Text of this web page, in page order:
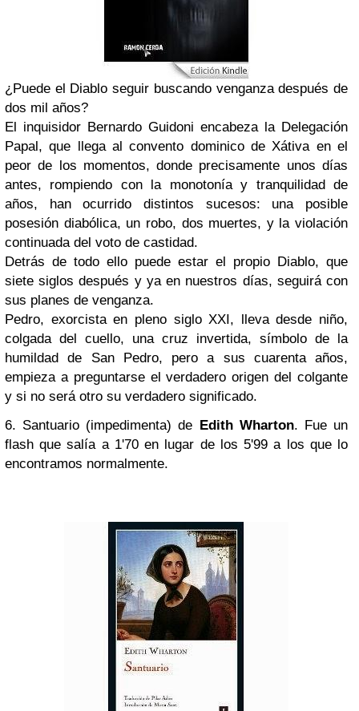
¿Puede el Diablo seguir buscando venganza después de
dos mil años?
El inquisidor Bernardo Guidoni encabeza la Delegación
Papal, que llega al convento dominico de Xátiva en el
peor de los momentos, donde precisamente unos días
antes, rompiendo con la monotonía y tranquilidad de
años, han ocurrido distintos sucesos: una posible
posesión diabólica, un robo, dos muertes, y la violación
continuada del voto de castidad.
Detrás de todo ello puede estar el propio Diablo, que
siete siglos después y ya en nuestros días, seguirá con
sus planes de venganza.
Pedro, exorcista en pleno siglo XXI, lleva desde niño,
colgada del cuello, una cruz invertida, símbolo de la
humildad de San Pedro, pero a sus cuarenta años,
empieza a preguntarse el verdadero origen del colgante
y si no será otro su verdadero significado.
6. Santuario (impedimenta) de Edith Wharton. Fue un
flash que salía a 1'70 en lugar de los 5'99 a los que lo
encontramos normalmente.